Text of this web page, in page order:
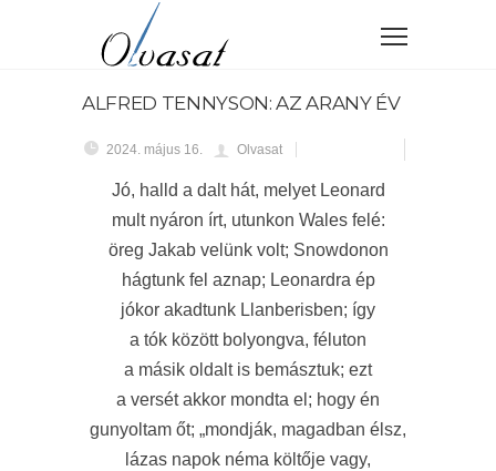
ALFRED TENNYSON: AZ ARANY ÉV
2024. május 16. Olvasat
Jó, halld a dalt hát, melyet Leonard
mult nyáron írt, utunkon Wales felé:
öreg Jakab velünk volt; Snowdonon
hágtunk fel aznap; Leonardra ép
jókor akadtunk Llanberisben; így
a tók között bolyongva, féluton
a másik oldalt is bemásztuk; ezt
a versét akkor mondta el; hogy én
gunyoltam őt; „mondják, magadban élsz,
lázas napok néma költője vagy,